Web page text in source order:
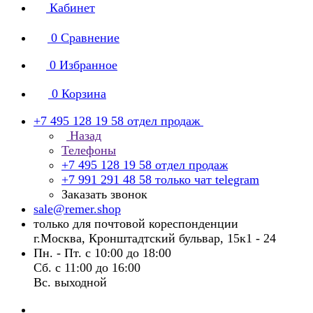
Кабинет
0 Сравнение
0 Избранное
0 Корзина
+7 495 128 19 58 отдел продаж
Назад
Телефоны
+7 495 128 19 58 отдел продаж
+7 991 291 48 58 только чат telegram
Заказать звонок
sale@remer.shop
только для почтовой кореспонденции
г.Москва, Кронштадтский бульвар, 15к1 - 24
Пн. - Пт. с 10:00 до 18:00
Сб. с 11:00 до 16:00
Вс. выходной